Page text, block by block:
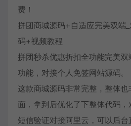
费！
拼团商城源码+自适应完美双端
码+视频教程
拼团秒杀优惠折扣全功能完美
功能，对接个人免签网站源码。
这款商城源码非常完整，整体
面，拿到后优化了下整体代码，
短信验证对接阿里云，可以后台